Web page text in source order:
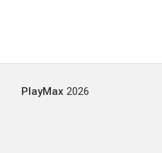
PlayMax 2026